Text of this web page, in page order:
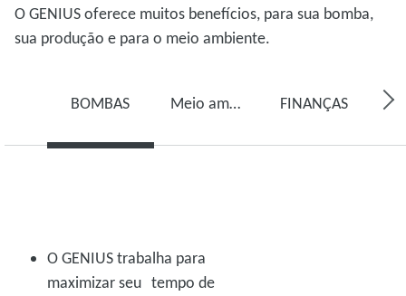
O GENIUS oferece muitos benefícios, para sua bomba,
sua produção e para o meio ambiente.
BOMBAS Meio ambiente FINANÇAS
O GENIUS trabalha para
maximizar seu tempo de